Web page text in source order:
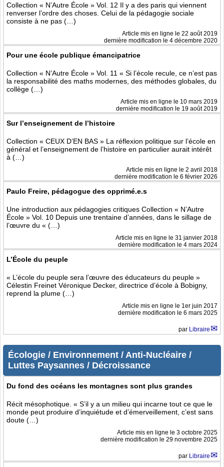
Collection « N’Autre École » Vol. 12 Il y a des paris qui viennent
renverser l’ordre des choses. Celui de la pédagogie sociale
consiste à ne pas (…)
Article mis en ligne le 22 août 2019
dernière modification le 4 décembre 2020
Pour une école publique émancipatrice
Collection « N’Autre École » Vol. 11 « Si l’école recule, ce n’est pas
la responsabilité des maths modernes, des méthodes globales, du
collège (…)
Article mis en ligne le 10 mars 2019
dernière modification le 19 août 2019
‌Sur l’enseignement de l’histoire
Collection « CEUX D’EN BAS » La réflexion politique sur l’école en
général et l’enseignement de l’histoire en particulier aurait intérêt
à (…)
Article mis en ligne le 2 avril 2018
dernière modification le 6 février 2026
Paulo Freire, pédagogue des opprimé.e.s
Une introduction aux pédagogies critiques Collection « N’Autre
École » Vol. 10 Depuis une trentaine d’années, dans le sillage de
l’œuvre du « (…)
Article mis en ligne le 31 janvier 2018
dernière modification le 4 mars 2024
L’École du peuple
« L’école du peuple sera l’œuvre des éducateurs du peuple »
Célestin Freinet Véronique Decker, directrice d’école à Bobigny,
reprend la plume (…)
Article mis en ligne le 1er juin 2017
dernière modification le 6 mars 2025
par Libraire
Écologie / Environnement / Anti-Nucléaire /
Luttes Paysannes / Décroissance
Du fond des océans les montagnes sont plus grandes
Récit mésophotique. « S’il y a un milieu qui incarne tout ce que le
monde peut produire d’inquiétude et d’émerveillement, c’est sans
doute (…)
Article mis en ligne le 3 octobre 2025
dernière modification le 29 novembre 2025
par Libraire